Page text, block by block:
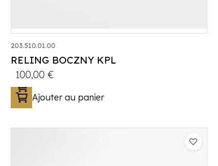
203.510.01.00
RELING BOCZNY KPL
100,00€
Ajouter au panier